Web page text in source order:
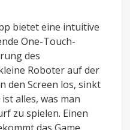
bietet eine intuitive
One-Touch-
des
Roboter auf der
den Screen los, sinkt
alles, was man
zu spielen. Einen